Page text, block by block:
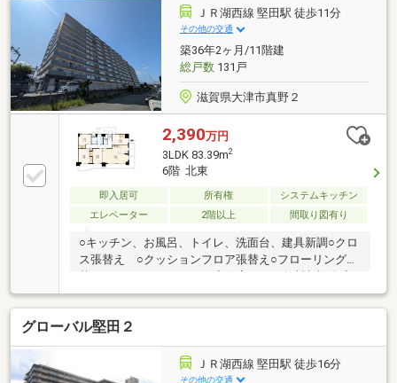
ＪＲ湖西線 堅田駅 徒歩11分
その他の交通
築36年2ヶ月/11階建
総戸数131戸
滋賀県大津市真野２
2,390万円
3LDK 83.39m2
6階 北東
即入居可 所有権
システムキッチン
エレベーター
2階以上 間取り図有り
○キッチン、お風呂、トイレ、洗面台、建具新調○クロ
ス張替え ○クッションフロア張替え○フローリング貼
替 ○ハウスクリーニング◆住宅ローン無料相談会◆
月々の支払額、借入可能額、賃貸との比較などお客様
により良い金融機関のご提案をさせていただきます。
まだマンションにするか戸建にするかなど決まってお
らず、まずは住宅ローンの相談のみされたい方も大歓
グローバル堅田２
ＪＲ湖西線 堅田駅 徒歩16分
その他の交通